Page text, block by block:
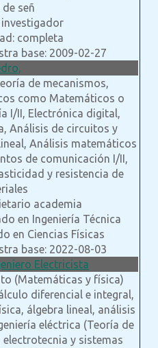
señ
investigador
completa
base: 2009-02-27
de mecanismos,
como Matemáticos o
I/II, Electrónica digital,
Análisis de circuitos y
Análisis matemáticos
de comunicación I/II,
y resistencia de
academia
en Ingeniería Técnica
en Ciencias Físicas
base: 2022-08-03
Electricista
(Matemáticas y física)
diferencial e integral,
álgebra lineal, análisis
eléctrica (Teoría de
y sistemas